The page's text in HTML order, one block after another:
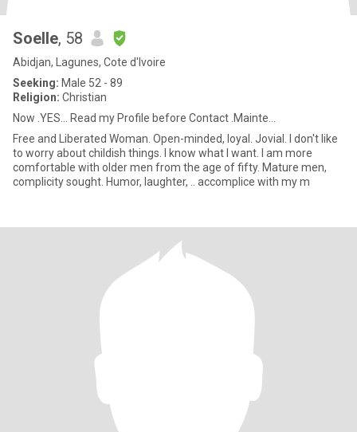
Soelle, 58
Abidjan, Lagunes, Cote d'Ivoire
Seeking: Male 52 - 89
Religion: Christian
Now .YES... Read my Profile before Contact .Mainte...
Free and Liberated Woman. Open-minded, loyal. Jovial. I don't like
to worry about childish things. I know what I want. I am more
comfortable with older men from the age of fifty. Mature men,
complicity sought. Humor, laughter, .. accomplice with my m